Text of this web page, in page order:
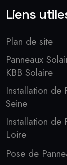
Liens
Plan de site
Panneaux
KBB Solaire
Installation de
Seine
Installation de
Loire
Pose de